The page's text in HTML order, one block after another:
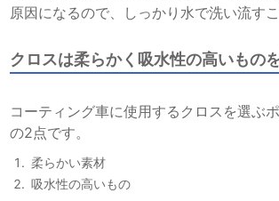
原因になるので、しっかり水で洗い流すこ
クロスは柔らかく吸水性の高いもの
コーティング車に使用するクロスを選ぶ
の2点です。
柔らかい素材
吸水性の高いもの